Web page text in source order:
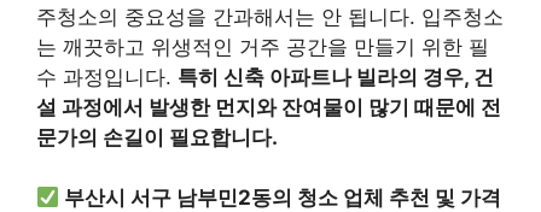
주청소의 중요성을 간과해서는 안 됩니다. 입주청소
는 깨끗하고 위생적인 거주 공간을 만들기 위한 필
수 과정입니다. 특히 신축 아파트나 빌라의 경우, 건
설 과정에서 발생한 먼지와 잔여물이 많기 때문에 전
문가의 손길이 필요합니다.
부산시 서구 남부민2동의 청소 업체 추천 및 가격